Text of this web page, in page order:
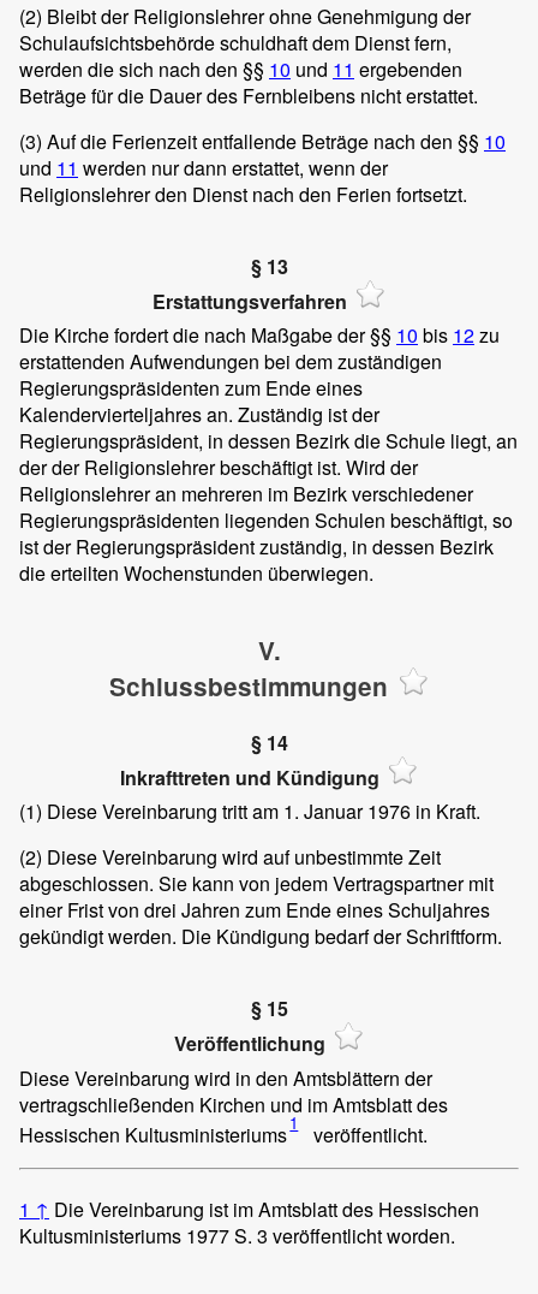
(2) Bleibt der Religionslehrer ohne Genehmigung der
Schulaufsichtsbehörde schuldhaft dem Dienst fern,
werden die sich nach den §§ 10 und 11 ergebenden
Beträge für die Dauer des Fernbleibens nicht erstattet.
(3) Auf die Ferienzeit entfallende Beträge nach den §§ 10
und 11 werden nur dann erstattet, wenn der
Religionslehrer den Dienst nach den Ferien fortsetzt.
§ 13
Erstattungsverfahren
Die Kirche fordert die nach Maßgabe der §§ 10 bis 12zu
erstattenden Aufwendungen bei dem zuständigen
Regierungspräsidenten zum Ende eines
Kalendervierteljahres an. Zuständig ist der
Regierungspräsident, in dessen Bezirk die Schule liegt, an
der der Religionslehrer beschäftigt ist. Wird der
Religionslehrer an mehreren im Bezirk verschiedener
Regierungspräsidenten liegenden Schulen beschäftigt, so
ist der Regierungspräsident zuständig, in dessen Bezirk
die erteilten Wochenstunden überwiegen.
V.
Schlussbestimmungen
§ 14
Inkrafttreten und Kündigung
(1) Diese Vereinbarung tritt am 1. Januar 1976 in Kraft.
(2) Diese Vereinbarung wird auf unbestimmte Zeit
abgeschlossen. Sie kann von jedem Vertragspartner mit
einer Frist von drei Jahren zum Ende eines Schuljahres
gekündigt werden. Die Kündigung bedarf der Schriftform.
§ 15
Veröffentlichung
Diese Vereinbarung wird in den Amtsblättern der
vertragschließenden Kirchen und im Amtsblatt des
Hessischen Kultusministeriums1 veröffentlicht.
1 ↑ Die Vereinbarung ist im Amtsblatt des Hessischen
Kultusministeriums 1977 S. 3 veröffentlicht worden.